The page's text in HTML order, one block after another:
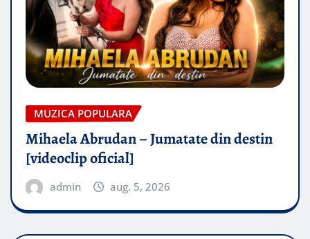
MUZICA POPULARA
Mihaela Abrudan – Jumatate din destin
[videoclip oficial]
admin aug. 5, 2026